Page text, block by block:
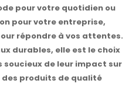
pour votre quotidien ou
pour votre entreprise,
répondre à vos attentes.
durables, elle est le choix
de leur impact sur
produits de qualité